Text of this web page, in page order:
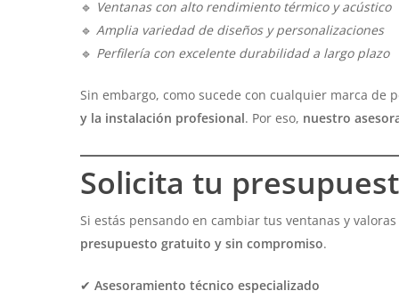
🔹 Ventanas con alto rendimiento térmico y acústico
🔹 Amplia variedad de diseños y personalizaciones
🔹 Perfilería con excelente durabilidad a largo plazo
Sin embargo, como sucede con cualquier marca de
y la instalación profesional. Por eso, nuestro
Solicita tu
Si estás pensando en cambiar tus ventanas y
presupuesto gratuito y sin compromiso.
✔ Asesoramiento técnico especializado